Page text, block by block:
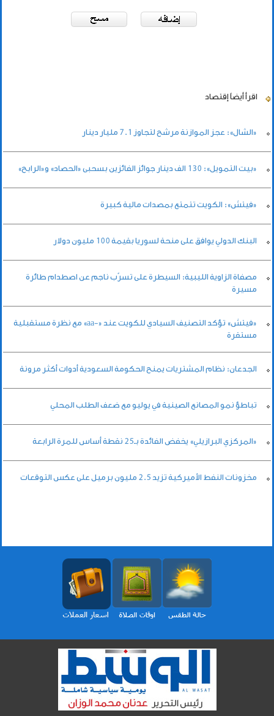
اقرأ أيضاً إقتصاد
«الشال»: عجز الموازنة مرشح لتجاوز 7.1 مليار دينار
«بيت التمويل»: 130 الف دينار جوائز الفائزين بسحبى «الحصاد» و«الرابح»
«فيتش»: الكويت تتمتع بمصدات مالية كبيرة
البنك الدولي يوافق على منحة لسوريا بقيمة 100 مليون دولار
مصفاة الزاوية الليبية: السيطرة على تسرّب ناجم عن اصطدام طائرة
مسيرة
«فيتش» تؤكد التصنيف السيادي للكويت عند «-aa» مع نظرة مستقبلية
مستقرة
الجدعان: نظام المشتريات يمنح الحكومة السعودية أدوات أكثر مرونة
تباطؤ نمو المصانع الصينية في يوليو مع ضعف الطلب المحلي
«المركزي البرازيلي» يخفض الفائدة بـ25 نقطة أساس للمرة الرابعة
مخزونات النفط الأميركية تزيد 2.5 مليون برميل على عكس التوقعات